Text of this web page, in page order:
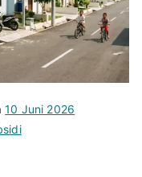
10 Juni 2026